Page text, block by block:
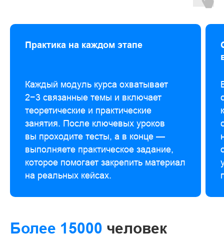
Практика на каждом этапе
Каждый модуль курса охватывает
2−3 связанные темы и включает
теоретические и практические
занятия. После ключевых уроков
вы проходите тесты, а в конце —
выполняете практическое задание,
которое помогает закрепить материал
на реальных кейсах.
Более 15000 человек